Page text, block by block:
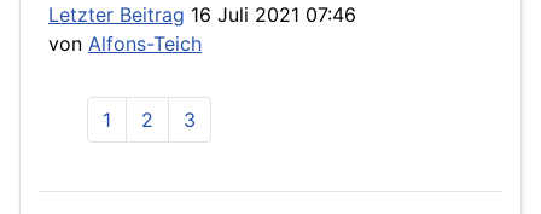
Letzter Beitrag 16 Juli 2021 07:46
von Alfons-Teich
1 2 3